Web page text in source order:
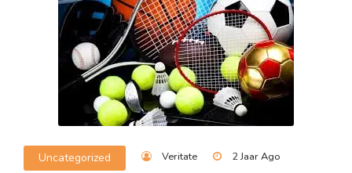
Uncategorized Veritate 2 Jaar Ago